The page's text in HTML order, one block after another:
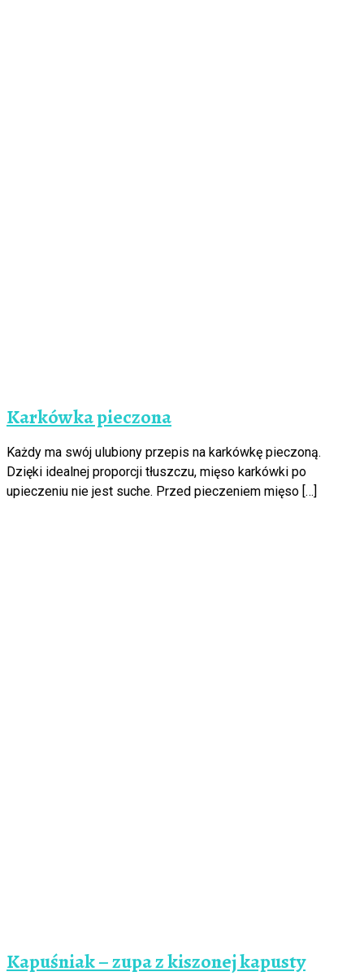
Karkówka pieczona
Każdy ma swój ulubiony przepis na karkówkę pieczoną.
Dzięki idealnej proporcji tłuszczu, mięso karkówki po
upieczeniu nie jest suche. Przed pieczeniem mięso […]
Kapuśniak – zupa z kiszonej kapusty